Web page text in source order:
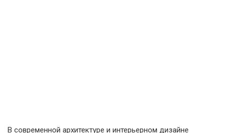
В современной архитектуре и интерьерном дизайне